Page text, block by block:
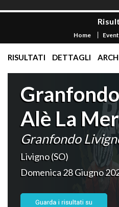
Home
RISULTATI DETTAGLI
Alè La
Granfondo
Livigno (SO)
Domenica 28 Giugno